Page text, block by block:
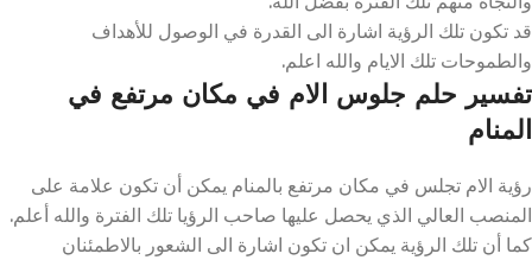
قد تكون تلك الرؤية اشارة الى القدرة في الوصول للأهداف
والطموحات تلك الايام والله اعلم.
تفسير حلم جلوس الام في مكان مرتفع في
المنام
رؤية الام تجلس في مكان مرتفع بالمنام يمكن أن تكون علامة على
المنصب العالي الذي يحصل عليها صاحب الرؤيا تلك الفترة والله أعلم.
كما أن تلك الرؤية يمكن ان تكون اشارة الى الشعور بالاطمئنان